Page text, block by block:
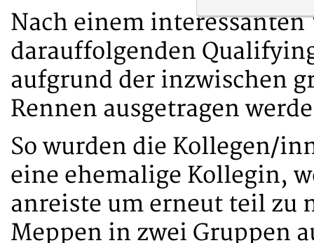
Nach einem interessanten
darauffolgenden
aufgrund der inzwischen
Rennen ausgetragen
So wurden die Kollegen/
eine ehemalige Kollegin,
anreiste um erneut teil zu
Meppen in zwei Gruppen